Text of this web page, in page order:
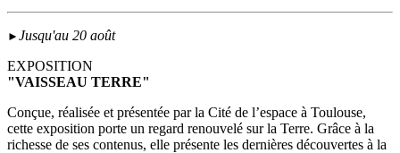
► Jusqu'au 20 août
EXPOSITION
"VAISSEAU TERRE"
Conçue, réalisée et présentée par la Cité de l’espace à Toulouse,
cette exposition porte un regard renouvelé sur la Terre. Grâce à la
richesse de ses contenus, elle présente les dernières découvertes à la